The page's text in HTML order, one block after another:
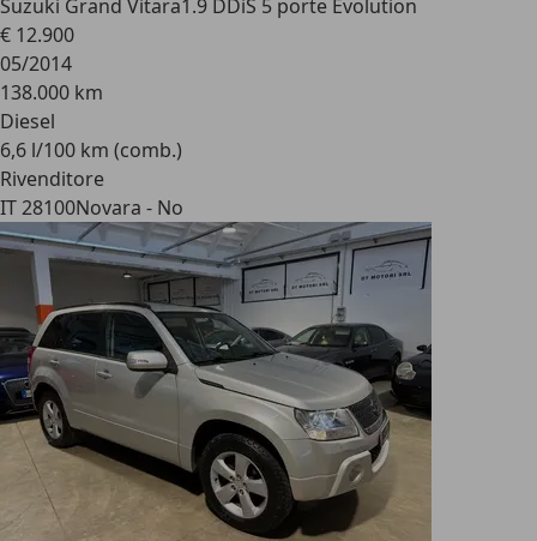
Suzuki Grand Vitara1.9 DDiS 5 porte Evolution
€ 12.900
05/2014
138.000 km
Diesel
6,6 l/100 km (comb.)
Rivenditore
IT 28100Novara - No